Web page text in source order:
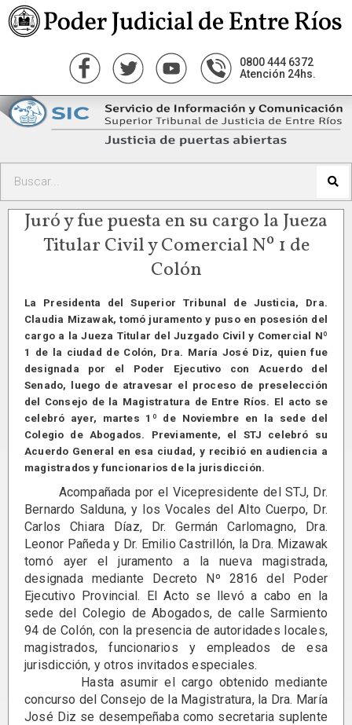
0800 444 6372
Atención 24hs.
Juró y fue puesta en su cargo la Jueza
Titular Civil y Comercial Nº 1 de
Colón
La Presidenta del Superior Tribunal de Justicia, Dra.
Claudia Mizawak, tomó juramento y puso en posesión del
cargo a la Jueza Titular del Juzgado Civil y Comercial Nº
1 de la ciudad de Colón, Dra. María José Diz, quien fue
designada por el Poder Ejecutivo con Acuerdo del
Senado, luego de atravesar el proceso de preselección
del Consejo de la Magistratura de Entre Ríos. El acto se
celebró ayer, martes 1º de Noviembre en la sede del
Colegio de Abogados. Previamente, el STJ celebró su
Acuerdo General en esa ciudad, y recibió en audiencia a
magistrados y funcionarios de la jurisdicción.
Acompañada por el Vicepresidente del STJ, Dr.
Bernardo Salduna, y los Vocales del Alto Cuerpo, Dr.
Carlos Chiara Díaz, Dr. Germán Carlomagno, Dra.
Leonor Pañeda y Dr. Emilio Castrillón, la Dra. Mizawak
tomó ayer el juramento a la nueva magistrada,
designada mediante Decreto Nº 2816 del Poder
Ejecutivo Provincial. El Acto se llevó a cabo en la
sede del Colegio de Abogados, de calle Sarmiento
94 de Colón, con la presencia de autoridades locales,
magistrados, funcionarios y empleados de esa
jurisdicción, y otros invitados especiales.
Hasta asumir el cargo obtenido mediante
concurso del Consejo de la Magistratura, la Dra. María
José Diz se desempeñaba como secretaria suplente